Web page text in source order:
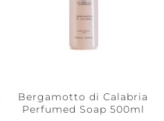
Bergamotto di Calabria
Perfumed Soap 500ml